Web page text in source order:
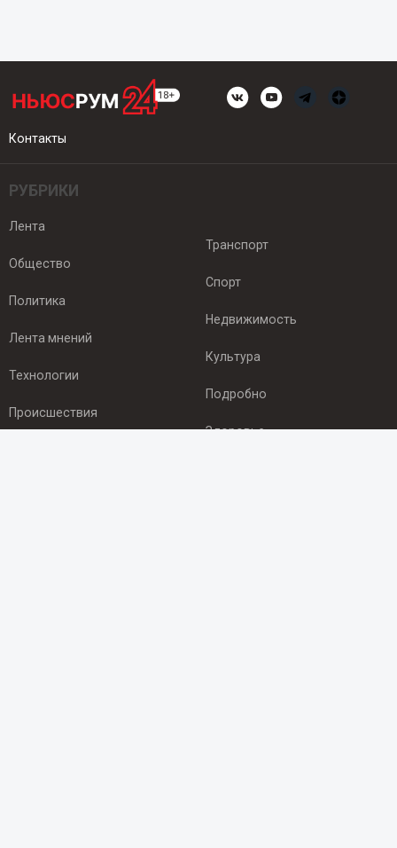
Контакты
РУБРИКИ
Лента
Общество
Политика
Лента мнений
Технологии
Происшествия
Транспорт
Спорт
Недвижимость
Культура
Подробно
Здоровье